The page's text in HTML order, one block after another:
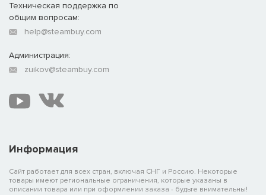
Информация
Сайт работает для всех стран, включая СНГ и Россию. Некоторые
товары имеют региональные ограничения, которые указаны в
описании товара или при оформлении заказа - будьте внимательны!
Техническая поддержка по
общим вопросам:
help@steambuy.com
Администрация:
zuikov@steambuy.com